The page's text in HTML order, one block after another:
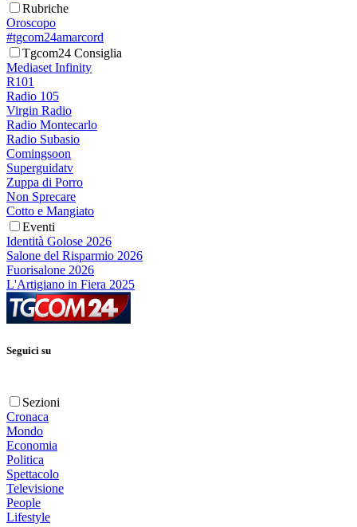
Rubriche
Oroscopo
#tgcom24amarcord
Tgcom24 Consiglia
Mediaset Infinity
R101
Radio 105
Virgin Radio
Radio Montecarlo
Radio Subasio
Comingsoon
Superguidatv
Zuppa di Porro
Non Sprecare
Cotto e Mangiato
Eventi
Identità Golose 2026
Salone del Risparmio 2026
Fuorisalone 2026
L'Artigiano in Fiera 2025
Seguici su
Sezioni
Cronaca
Mondo
Economia
Politica
Spettacolo
Televisione
People
Lifestyle